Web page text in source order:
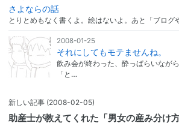
さよならの話
とりとめもなく書くよ。絵はないよ。あと「ブログ
2008-01-25
それにしてもモテませんね。
飲み会が終わった、酔っぱらいなが
「と…
新しい記事 (2008-02-05)
助産士が教えてくれた「男女の産み分け方